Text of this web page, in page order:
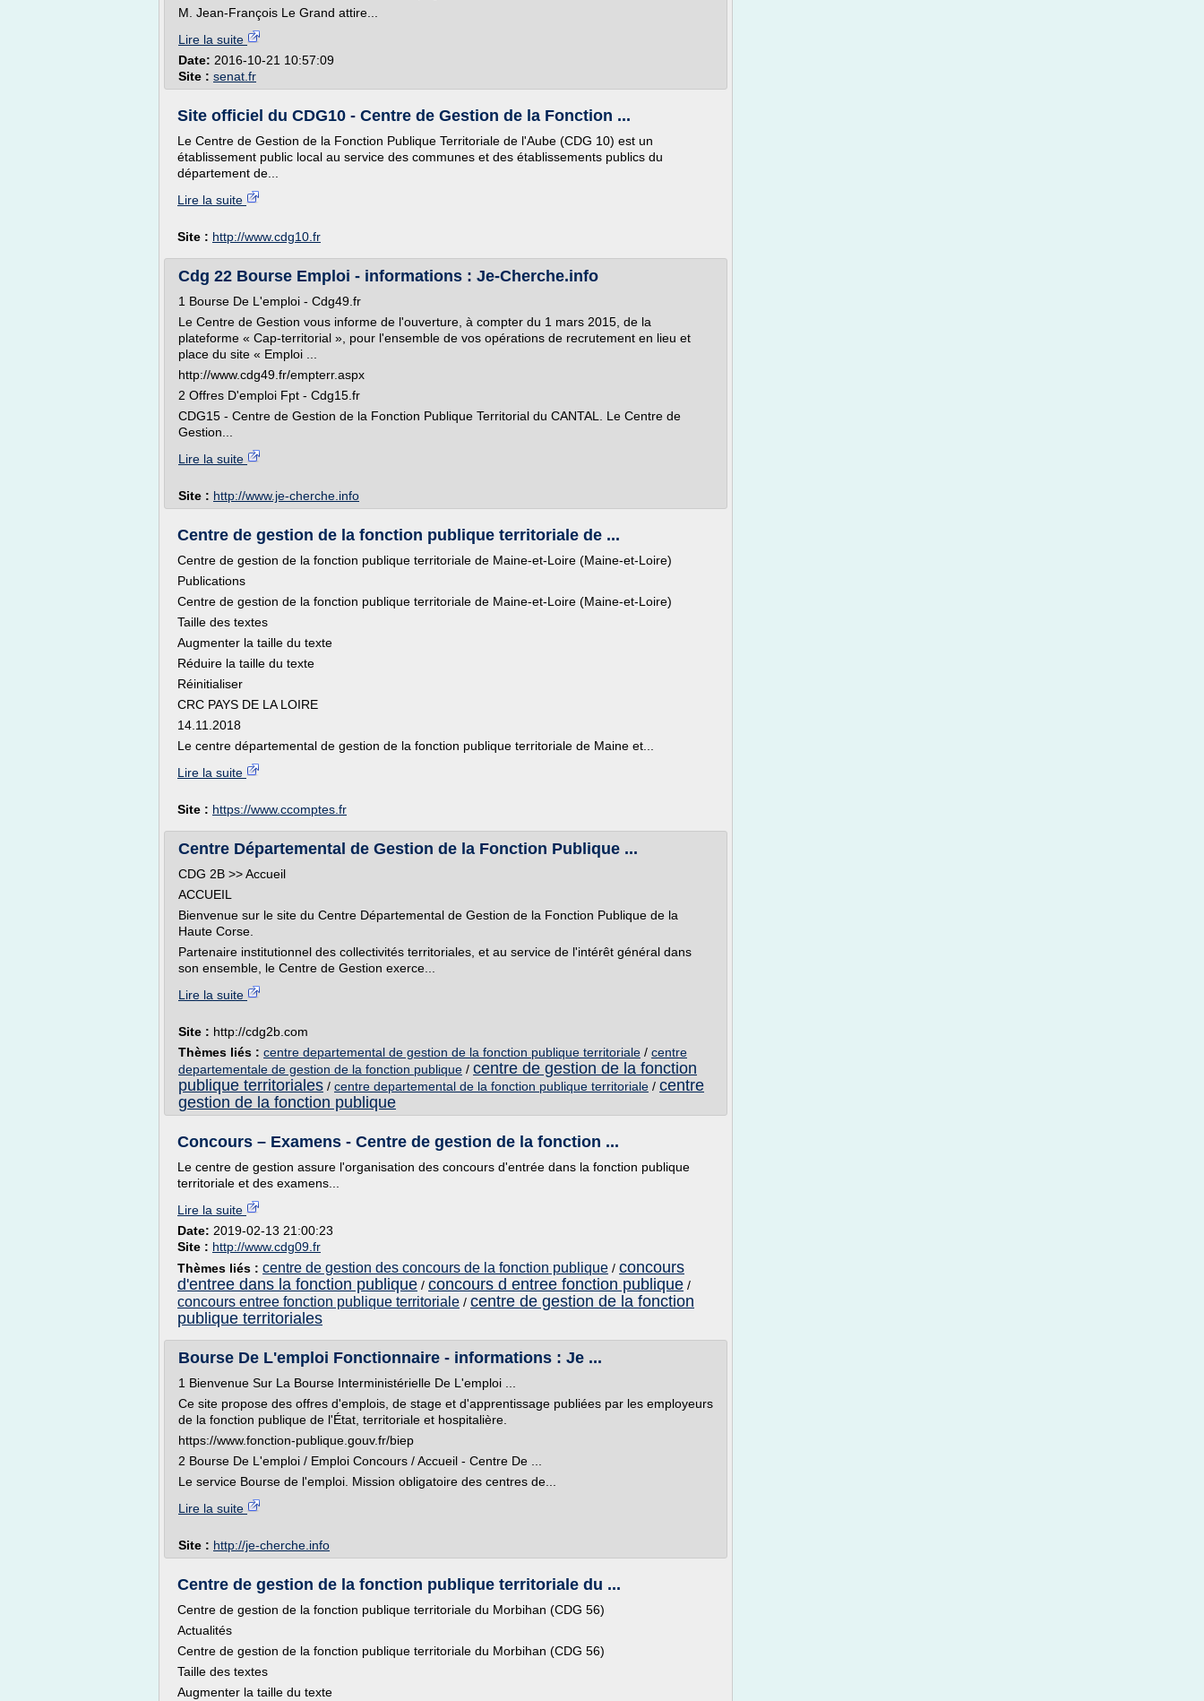
M. Jean-François Le Grand attire...
Lire la suite
Date: 2016-10-21 10:57:09
Site : senat.fr
Site officiel du CDG10 - Centre de Gestion de la Fonction ...
Le Centre de Gestion de la Fonction Publique Territoriale de l'Aube (CDG 10) est un
établissement public local au service des communes et des établissements publics du
département de...
Lire la suite
Site : http://www.cdg10.fr
Cdg 22 Bourse Emploi - informations : Je-Cherche.info
1 Bourse De L'emploi - Cdg49.fr
Le Centre de Gestion vous informe de l'ouverture, à compter du 1 mars 2015, de la
plateforme « Cap-territorial », pour l'ensemble de vos opérations de recrutement en lieu et
place du site « Emploi ...
http://www.cdg49.fr/empterr.aspx
2 Offres D'emploi Fpt - Cdg15.fr
CDG15 - Centre de Gestion de la Fonction Publique Territorial du CANTAL. Le Centre de
Gestion...
Lire la suite
Site : http://www.je-cherche.info
Centre de gestion de la fonction publique territoriale de ...
Centre de gestion de la fonction publique territoriale de Maine-et-Loire (Maine-et-Loire)
Publications
Centre de gestion de la fonction publique territoriale de Maine-et-Loire (Maine-et-Loire)
Taille des textes
Augmenter la taille du texte
Réduire la taille du texte
Réinitialiser
CRC PAYS DE LA LOIRE
14.11.2018
Le centre départemental de gestion de la fonction publique territoriale de Maine et...
Lire la suite
Site : https://www.ccomptes.fr
Centre Départemental de Gestion de la Fonction Publique ...
CDG 2B >> Accueil
ACCUEIL
Bienvenue sur le site du Centre Départemental de Gestion de la Fonction Publique de la
Haute Corse.
Partenaire institutionnel des collectivités territoriales, et au service de l'intérêt général dans
son ensemble, le Centre de Gestion exerce...
Lire la suite
Site : http://cdg2b.com
Thèmes liés : centre departemental de gestion de la fonction publique territoriale / centre
departementale de gestion de la fonction publique / centre de gestion de la fonction
publique territoriales / centre departemental de la fonction publique territoriale / centre
gestion de la fonction publique
Concours – Examens - Centre de gestion de la fonction ...
Le centre de gestion assure l'organisation des concours d'entrée dans la fonction publique
territoriale et des examens...
Lire la suite
Date: 2019-02-13 21:00:23
Site : http://www.cdg09.fr
Thèmes liés : centre de gestion des concours de la fonction publique / concours
d'entree dans la fonction publique / concours d entree fonction publique /
concours entree fonction publique territoriale / centre de gestion de la fonction
publique territoriales
Bourse De L'emploi Fonctionnaire - informations : Je ...
1 Bienvenue Sur La Bourse Interministérielle De L'emploi ...
Ce site propose des offres d'emplois, de stage et d'apprentissage publiées par les employeurs
de la fonction publique de l'État, territoriale et hospitalière.
https://www.fonction-publique.gouv.fr/biep
2 Bourse De L'emploi / Emploi Concours / Accueil - Centre De ...
Le service Bourse de l'emploi. Mission obligatoire des centres de...
Lire la suite
Site : http://je-cherche.info
Centre de gestion de la fonction publique territoriale du ...
Centre de gestion de la fonction publique territoriale du Morbihan (CDG 56)
Actualités
Centre de gestion de la fonction publique territoriale du Morbihan (CDG 56)
Taille des textes
Augmenter la taille du texte